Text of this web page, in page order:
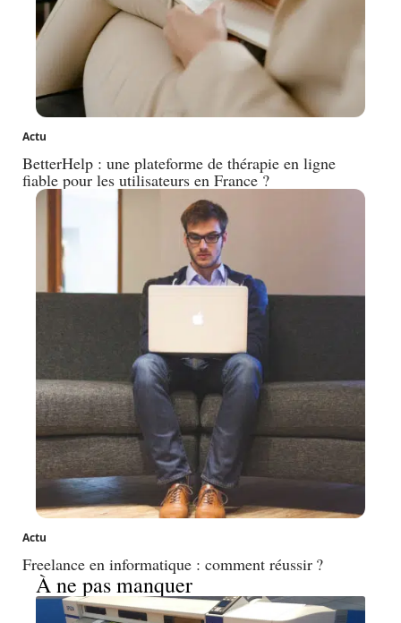
Actu
BetterHelp : une plateforme de thérapie en ligne
fiable pour les utilisateurs en France ?
Actu
Freelance en informatique : comment réussir ?
À ne pas manquer